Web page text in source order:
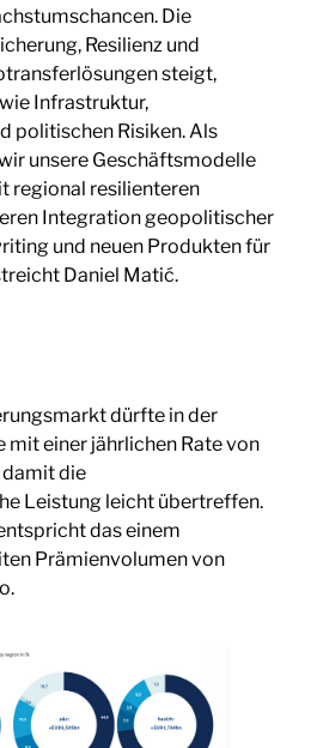
Die
Resilienz und
steigt,
Infrastruktur,
politischen Risiken. Als
unsere Geschäftsmodelle
regional resilienteren
Integration geopolitischer
und neuen Produkten für
Daniel Matić.
dürfte in der
mit einer jährlichen Rate von
damit die
Leistung leicht übertreffen.
das einem
Prämienvolumen von